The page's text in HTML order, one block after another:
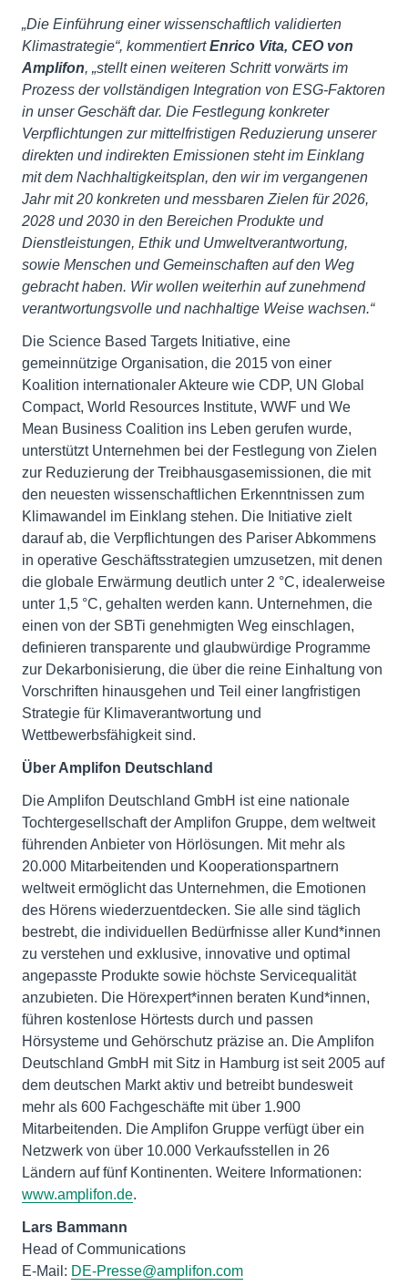
„Die Einführung einer wissenschaftlich validierten
Klimastrategie“, kommentiertEnrico Vita, CEO von
Amplifon, „stellt einen weiteren Schritt vorwärts im
Prozess der vollständigen Integration von ESG-Faktoren
in unser Geschäft dar. Die Festlegung konkreter
Verpflichtungen zur mittelfristigen Reduzierung unserer
direkten und indirekten Emissionen steht im Einklang
mit dem Nachhaltigkeitsplan, den wir im vergangenen
Jahr mit 20 konkreten und messbaren Zielen für 2026,
2028 und 2030 in den Bereichen Produkte und
Dienstleistungen, Ethik und Umweltverantwortung,
sowie Menschen und Gemeinschaften auf den Weg
gebracht haben. Wir wollen weiterhin auf zunehmend
verantwortungsvolle und nachhaltige Weise wachsen.“
Die Science Based Targets Initiative, eine
gemeinnützige Organisation, die 2015 von einer
Koalition internationaler Akteure wie CDP, UN Global
Compact, World Resources Institute, WWF und We
Mean Business Coalition ins Leben gerufen wurde,
unterstützt Unternehmen bei der Festlegung von Zielen
zur Reduzierung der Treibhausgasemissionen, die mit
den neuesten wissenschaftlichen Erkenntnissen zum
Klimawandel im Einklang stehen. Die Initiative zielt
darauf ab, die Verpflichtungen des Pariser Abkommens
in operative Geschäftsstrategien umzusetzen, mit denen
die globale Erwärmung deutlich unter 2 °C, idealerweise
unter 1,5 °C, gehalten werden kann. Unternehmen, die
einen von der SBTi genehmigten Weg einschlagen,
definieren transparente und glaubwürdige Programme
zur Dekarbonisierung, die über die reine Einhaltung von
Vorschriften hinausgehen und Teil einer langfristigen
Strategie für Klimaverantwortung und
Wettbewerbsfähigkeit sind.
Über Amplifon Deutschland
Die Amplifon Deutschland GmbH ist eine nationale
Tochtergesellschaft der Amplifon Gruppe, dem weltweit
führenden Anbieter von Hörlösungen. Mit mehr als
20.000 Mitarbeitenden und Kooperationspartnern
weltweit ermöglicht das Unternehmen, die Emotionen
des Hörens wiederzuentdecken. Sie alle sind täglich
bestrebt, die individuellen Bedürfnisse aller Kund*innen
zu verstehen und exklusive, innovative und optimal
angepasste Produkte sowie höchste Servicequalität
anzubieten. Die Hörexpert*innen beraten Kund*innen,
führen kostenlose Hörtests durch und passen
Hörsysteme und Gehörschutz präzise an. Die Amplifon
Deutschland GmbH mit Sitz in Hamburg ist seit 2005 auf
dem deutschen Markt aktiv und betreibt bundesweit
mehr als 600 Fachgeschäfte mit über 1.900
Mitarbeitenden. Die Amplifon Gruppe verfügt über ein
Netzwerk von über 10.000 Verkaufsstellen in 26
Ländern auf fünf Kontinenten. Weitere Informationen:
www.amplifon.de.
Lars Bammann
Head of Communications
E-Mail: DE-Presse@amplifon.com